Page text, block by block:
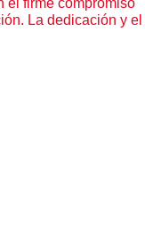
el firme compromiso
La dedicación y el